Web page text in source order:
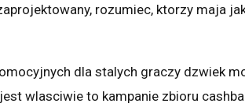
rozumiec, ktorzy maja
dla stalych graczy dzwiek
wlasciwie to kampanie zbioru